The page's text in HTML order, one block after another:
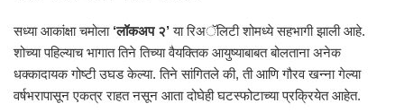
सध्या आकांक्षा चमोला ‘लॉकअप २’या रिअॅलिटी शोमध्ये सहभागी झाली आहे.
शोच्या पहिल्याच भागात तिने तिच्या वैयक्तिक आयुष्याबाबत बोलताना अनेक
धक्कादायक गोष्टी उघड केल्या. तिने सांगितले की, ती आणि गौरव खन्ना गेल्या
वर्षभरापासून एकत्र राहत नसून आता दोघेही घटस्फोटाच्या प्रक्रियेत आहेत.